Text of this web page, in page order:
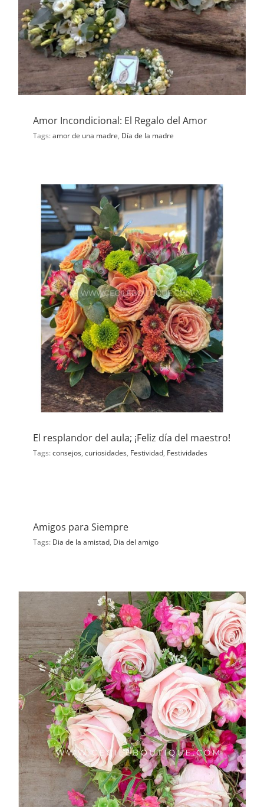
Amor Incondicional: El Regalo del Amor
Tags: amor de una madre, Día de la madre
El resplandor del aula; ¡Feliz día del maestro!
Tags: consejos, curiosidades, Festividad, Festividades
Amigos para Siempre
Tags: Dia de la amistad, Dia del amigo